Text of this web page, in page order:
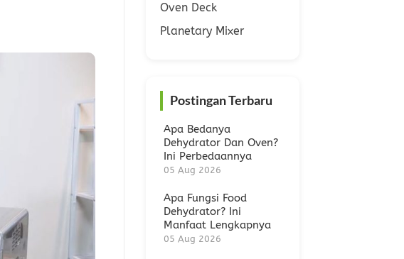
Oven Deck
Planetary Mixer
Postingan Terbaru
Apa Bedanya
Dehydrator Dan Oven?
Ini Perbedaannya
05 Aug 2026
Apa Fungsi Food
Dehydrator? Ini
Manfaat Lengkapnya
05 Aug 2026